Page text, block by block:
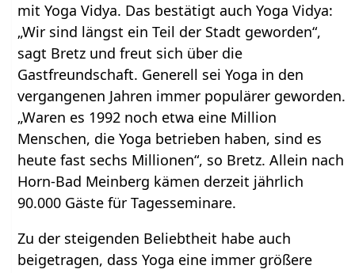
mit Yoga Vidya. Das bestätigt auch Yoga Vidya:
„Wir sind längst ein Teil der Stadt geworden“,
sagt Bretz und freut sich über die
Gastfreundschaft. Generell sei Yoga in den
vergangenen Jahren immer populärer geworden.
„Waren es 1992 noch etwa eine Million
Menschen, die Yoga betrieben haben, sind es
heute fast sechs Millionen“, so Bretz. Allein nach
Horn-Bad Meinberg kämen derzeit jährlich
90.000 Gäste für Tagesseminare.
Zu der steigenden Beliebtheit habe auch
beigetragen, dass Yoga eine immer größere